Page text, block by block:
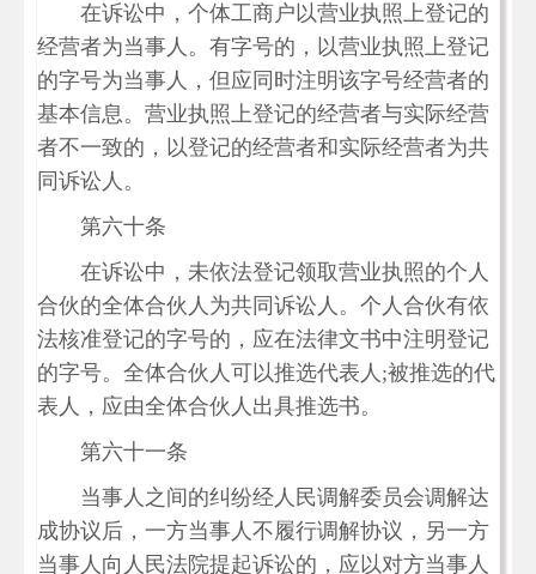
在诉讼中，个体工商户以营业执照上登记的
经营者为当事人。有字号的，以营业执照上登记
的字号为当事人，但应同时注明该字号经营者的
基本信息。营业执照上登记的经营者与实际经营
者不一致的，以登记的经营者和实际经营者为共
同诉讼人。
第六十条
在诉讼中，未依法登记领取营业执照的个人
合伙的全体合伙人为共同诉讼人。个人合伙有依
法核准登记的字号的，应在法律文书中注明登记
的字号。全体合伙人可以推选代表人;被推选的代
表人，应由全体合伙人出具推选书。
第六十一条
当事人之间的纠纷经人民调解委员会调解达
成协议后，一方当事人不履行调解协议，另一方
当事人向人民法院提起诉讼的，应以对方当事人